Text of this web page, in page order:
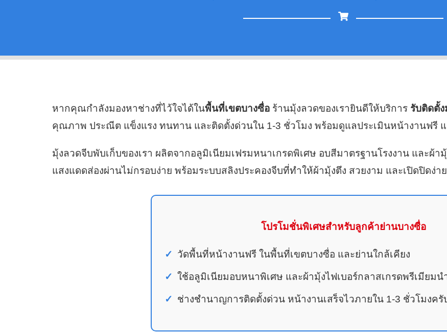
หากคุณกำลังมองหาช่างที่ไว้ใจได้ในพื้นที่เขตบางซื่อ ร้านมุ้งลวดของเรายินดีให้บริการ รับติดตั้
คุณภาพ ประณีต แข็งแรง ทนทาน และติดตั้งด่วนใน 1-3 ชั่วโมง พร้อมดูแลประเมินหน้างานฟรี
มุ้งลวดจีบพับเก็บของเรา ผลิตจากอลูมิเนียมเฟรมหนาเกรดพิเศษ อบสีมาตรฐานโรงงาน และผ้
แสงแดดส่องผ่านไม่กรอบง่าย พร้อมระบบสลิงประคองจีบที่ทำให้ผ้ามุ้งตึง สวยงาม และเปิดปิดง่า
โปรโมชั่นพิเศษสำหรับลูกค้าย่านบางซื่อ
วัดพื้นที่หน้างานฟรี ในพื้นที่เขตบางซื่อ และย่านใกล้เคียง
ใช้อลูมิเนียมอบหนาพิเศษ และผ้ามุ้งไฟเบอร์กลาสเกรดพรีเมียมน
ช่างชำนาญการติดตั้งด่วน หน้างานเสร็จไวภายใน 1-3 ชั่วโมงครั